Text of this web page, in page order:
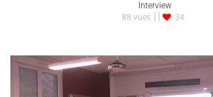
Interview
88 vues
34